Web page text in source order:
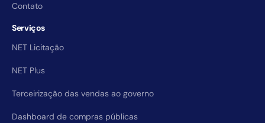
Contato
Serviços
NET Licitação
NET Plus
Terceirização das vendas ao governo
Dashboard de compras públicas